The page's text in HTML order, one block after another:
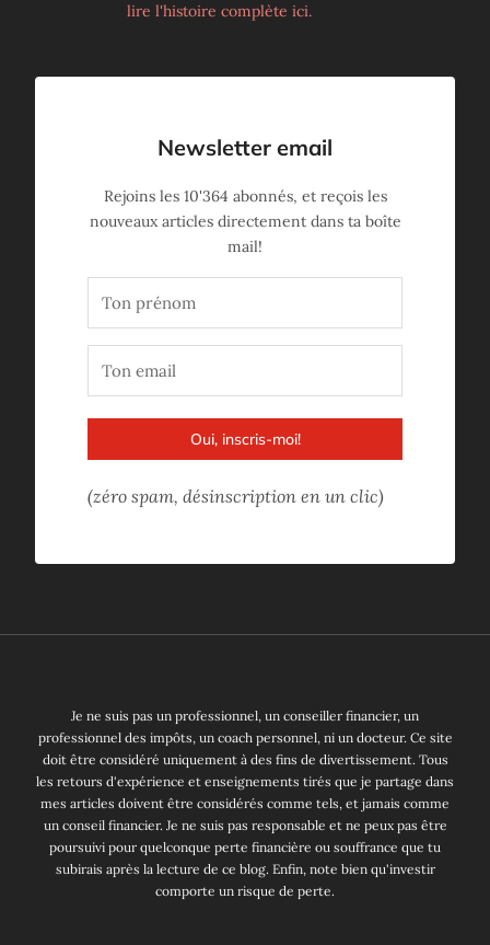
lire l'histoire complète ici.
Newsletter email
Rejoins les 10'364 abonnés, et reçois les
nouveaux articles directement dans ta boîte
mail!
Oui, inscris-moi!
(zéro spam, désinscription en un clic)
Je ne suis pas un professionnel, un conseiller financier, un
professionnel des impôts, un coach personnel, ni un docteur. Ce site
doit être considéré uniquement à des fins de divertissement. Tous
les retours d'expérience et enseignements tirés que je partage dans
mes articles doivent être considérés comme tels, et jamais comme
un conseil financier. Je ne suis pas responsable et ne peux pas être
poursuivi pour quelconque perte financière ou souffrance que tu
subirais après la lecture de ce blog. Enfin, note bien qu'investir
comporte un risque de perte.